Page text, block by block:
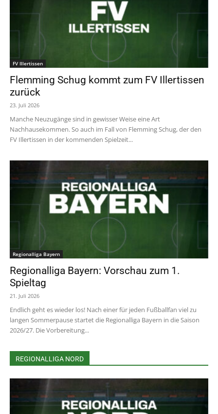
FV Illertissen
Flemming Schug kommt zum FV Illertissen
zurück
23. Juli 2026
Manche Neuzugänge sind in gewisser Weise eine Art
Nachhausekommen. So auch im Fall von Flemming Schug, der den
FV Illertissen in der kommenden Spielzeit...
Regionalliga Bayern
Regionalliga Bayern: Vorschau zum 1.
Spieltag
21. Juli 2026
Endlich geht es wieder los! Nach einer für jeden Fußballfan viel zu
langen Sommerpause startet die Regionalliga Bayern in die Saison
2026/27. Die Vorbereitung...
REGIONALLIGA NORD